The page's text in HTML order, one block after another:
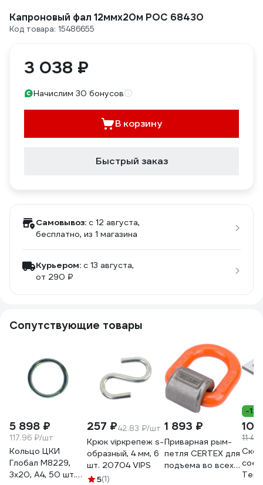
Капроновый фал 12ммх20м РОС 68430
Код товара: 15486655
3 038 ₽
Начислим 30 бонусов
В корзину
Быстрый заказ
Самовывоз: c 12 августа,
бесплатно, из 1 магазина
Курьером: c 13 августа,
от 290 ₽
Сопутствующие товары
5 898 ₽
117.96 ₽/шт
Кольцо ЦКИ
Глобал M8229,
3x20, A4, 50 шт.
257 ₽42.83 ₽/шт
Крюк vipкрепеж s-
образный, 4 мм, 6
шт. 20704 VIPS
5(1)
1 893 ₽
Приварная рым-
петля CERTEX для
подъема во всех
-12%
10
11